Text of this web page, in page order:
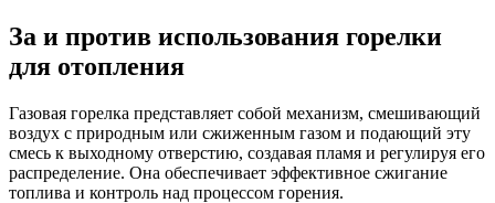
За и против использования горелки
для отопления
Газовая горелка представляет собой механизм, смешивающий
воздух с природным или сжиженным газом и подающий эту
смесь к выходному отверстию, создавая пламя и регулируя его
распределение. Она обеспечивает эффективное сжигание
топлива и контроль над процессом горения.